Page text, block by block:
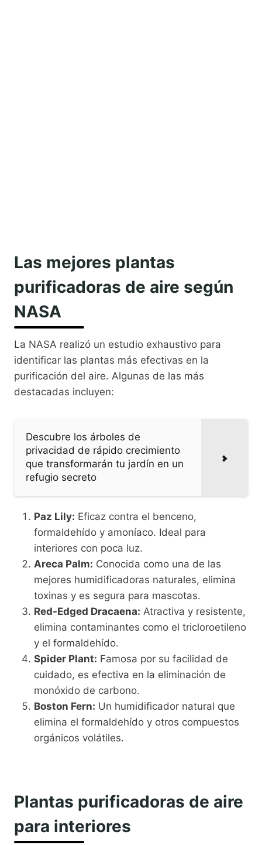
Las mejores plantas
purificadoras de aire según
NASA
La NASA realizó un estudio exhaustivo para
identificar las plantas más efectivas en la
purificación del aire. Algunas de las más
destacadas incluyen:
Descubre los árboles de
privacidad de rápido crecimiento
que transformarán tu jardín en un
refugio secreto
Paz Lily: Eficaz contra el benceno,
formaldehído y amoníaco. Ideal para
interiores con poca luz.
Areca Palm: Conocida como una de las
mejores humidificadoras naturales, elimina
toxinas y es segura para mascotas.
Red-Edged Dracaena: Atractiva y resistente,
elimina contaminantes como el tricloroetileno
y el formaldehído.
Spider Plant: Famosa por su facilidad de
cuidado, es efectiva en la eliminación de
monóxido de carbono.
Boston Fern: Un humidificador natural que
elimina el formaldehído y otros compuestos
orgánicos volátiles.
Plantas purificadoras de aire
para interiores